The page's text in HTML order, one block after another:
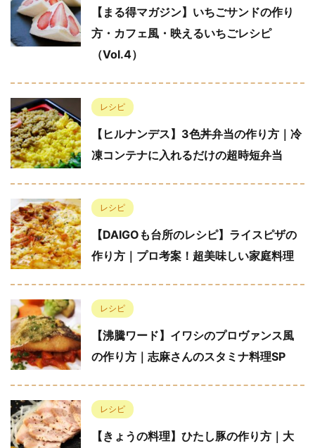
【まる得マガジン】いちごサンドの作り
方・カフェ風・映えるいちごレシピ
（Vol.4）
レシピ
【ヒルナンデス】3色丼弁当の作り方｜冷
凍コンテナに入れるだけの超時短弁当
レシピ
【DAIGOも台所のレシピ】ライスピザの
作り方｜プロ考案！超美味しい家庭料理
レシピ
【沸騰ワード】イワシのプロヴァンス風
の作り方｜志麻さんのスタミナ料理SP
レシピ
【きょうの料理】ひたし豚の作り方｜大